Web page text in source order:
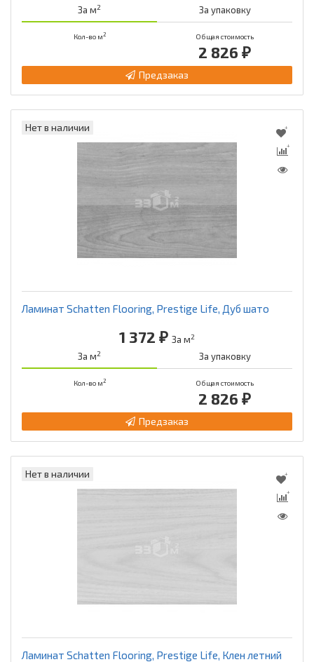
За м2 За упаковку
Кол-во м2 Общая стоимость
2 826 ₽
Предзаказ
Нет в наличии
Ламинат Schatten Flooring, Prestige Life, Дуб шато
1 372 ₽ За м2
За м2 За упаковку
Кол-во м2 Общая стоимость
2 826 ₽
Предзаказ
Нет в наличии
Ламинат Schatten Flooring, Prestige Life, Клен летний